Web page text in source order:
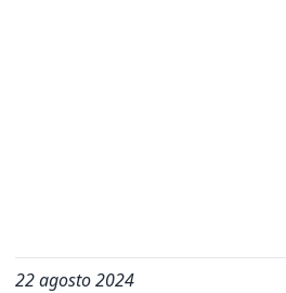
22 agosto 2024